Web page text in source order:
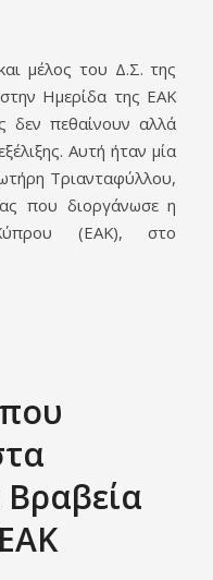
μέλος του Δ.Σ. της
Ημερίδα της ΕΑΚ
δεν πεθαίνουν αλλά
Αυτή ήταν μία
Τριανταφύλλου,
που διοργάνωσε η
(ΕΑΚ), στο